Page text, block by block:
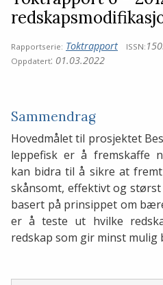
Rapportserie: Toktrapport ISSN:
Oppdatert: 01.03.2022
Sammendrag
Hovedmålet til prosjektet
leppefisk er å fremskaffe
kan bidra til å sikre at
skånsomt, effektivt og
basert på prinsippet om
er å teste ut hvilke
redskap som gir minst mulig